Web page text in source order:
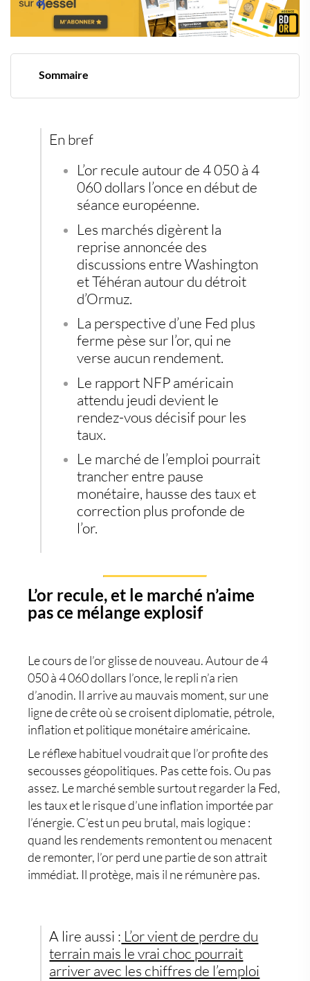
Sommaire
La Fed redevient le vrai adversaire de l’or
Le rapport NFP peut changer la trajectoire
Les investisseurs doivent éviter la lecture trop simple
Le réflexe des investissements alternatifs
En bref
L’or recule autour de 4 050 à 4
060 dollars l’once en début de
séance européenne.
Les marchés digèrent la
reprise annoncée des
discussions entre Washington
et Téhéran autour du détroit
d’Ormuz.
La perspective d’une Fed plus
ferme pèse sur l’or, qui ne
verse aucun rendement.
Le rapport NFP américain
attendu jeudi devient le
rendez-vous décisif pour les
taux.
Le marché de l’emploi pourrait
trancher entre pause
monétaire, hausse des taux et
correction plus profonde de
l’or.
L’or recule, et le marché n’aime
pas ce mélange explosif
Lecours de l’orglisse de nouveau. Autour de 4
050 à 4 060 dollars l’once, le repli n’a rien
d’anodin. Il arrive au mauvais moment, sur une
ligne de crête où se croisent diplomatie, pétrole,
inflation et politique monétaire américaine.
Le réflexe habituel voudrait que l’or profite des
secousses géopolitiques. Pas cette fois. Ou pas
assez. Le marché semble surtout regarder la Fed,
les taux et le risque d’une inflation importée par
l’énergie. C’est un peu brutal, mais logique :
quand les rendements remontent ou menacent
de remonter, l’or perd une partie de son attrait
immédiat. Il protège, mais il ne rémunère pas.
A lire aussi : L’or vient de perdre du
terrain mais le vrai choc pourrait
arriver avec les chiffres de l’emploi